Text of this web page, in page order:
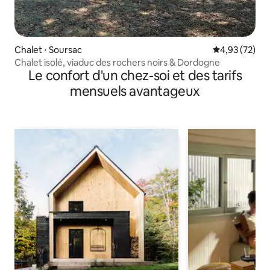
Chalet ⋅ Soursac Évaluation
4,93 (72)
Chalet isolé, viaduc des rochers noirs & Dordogne
Le confort d'un chez-soi et des tarifs
mensuels avantageux